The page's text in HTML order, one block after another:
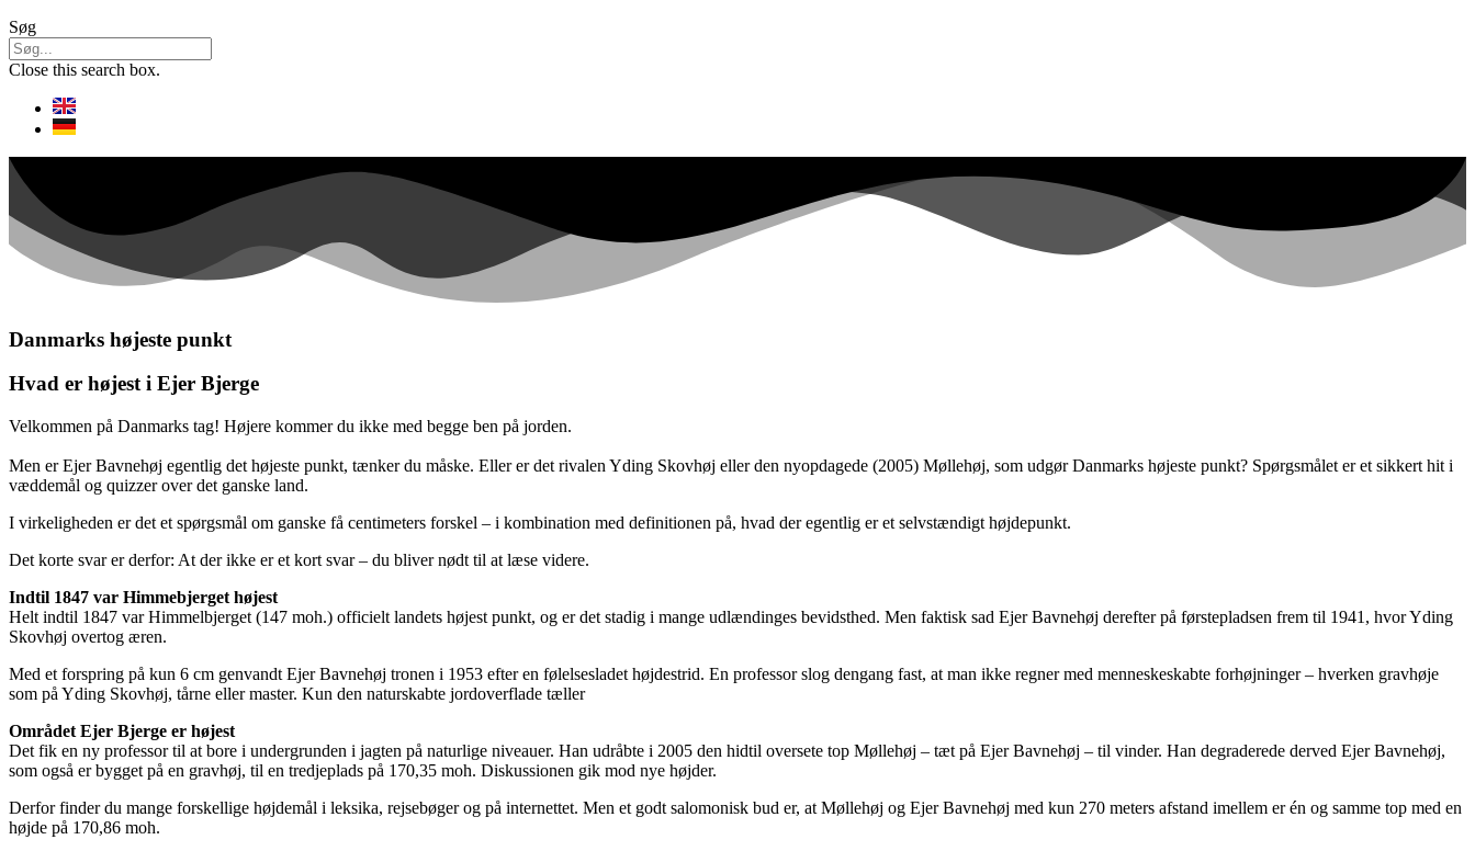
Søg
Close this search box.
Danmarks højeste punkt
Hvad er højest i Ejer Bjerge
Velkommen på Danmarks tag! Højere kommer du ikke med begge ben på jorden.
Men er Ejer Bavnehøj egentlig det højeste punkt, tænker du måske. Eller er det rivalen Yding Skovhøj eller den nyopdagede (2005) Møllehøj, som udgør Danmarks højeste punkt? Spørgsmålet er et sikkert hit i
væddemål og quizzer over det ganske land.
I virkeligheden er det et spørgsmål om ganske få centimeters forskel – i kombination med definitionen på, hvad der egentlig er et selvstændigt højdepunkt.
Det korte svar er derfor: At der ikke er et kort svar – du bliver nødt til at læse videre.
Indtil 1847 var Himmebjerget højest
Helt indtil 1847 var Himmelbjerget (147 moh.) officielt landets højest punkt, og er det stadig i mange udlændinges bevidsthed. Men faktisk sad Ejer Bavnehøj derefter på førstepladsen frem til 1941, hvor Yding
Skovhøj overtog æren.
Med et forspring på kun 6 cm genvandt Ejer Bavnehøj tronen i 1953 efter en følelsesladet højdestrid. En professor slog dengang fast, at man ikke regner med menneskeskabte forhøjninger – hverken gravhøje
som på Yding Skovhøj, tårne eller master. Kun den naturskabte jordoverflade tæller
Området Ejer Bjerge er højest
Det fik en ny professor til at bore i undergrunden i jagten på naturlige niveauer. Han udråbte i 2005 den hidtil oversete top Møllehøj – tæt på Ejer Bavnehøj – til vinder. Han degraderede derved Ejer Bavnehøj,
som også er bygget på en gravhøj, til en tredjeplads på 170,35 moh. Diskussionen gik mod nye højder.
Derfor finder du mange forskellige højdemål i leksika, rejsebøger og på internettet. Men et godt salomonisk bud er, at Møllehøj og Ejer Bavnehøj med kun 270 meters afstand imellem er én og samme top med en
højde på 170,86 moh.